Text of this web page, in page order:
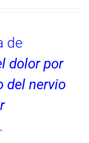
de
dolor por
del nervio
.